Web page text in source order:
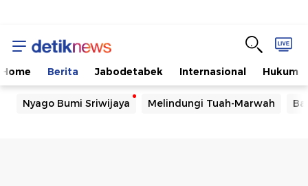
Home Berita Jabodetabek Internasional Hukum
Nyago Bumi Sriwijaya Melindungi Tuah-Marwah